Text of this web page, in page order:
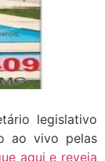
legislativo
ao vivo pelas
aqui e reveja